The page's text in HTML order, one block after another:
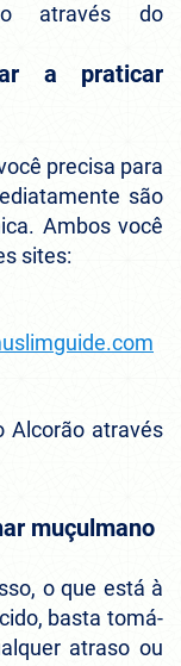
através do
a praticar
precisa para
são
Ambos você
sites:
Alcorão através
muçulmano
o que está à
basta tomá-
atraso ou